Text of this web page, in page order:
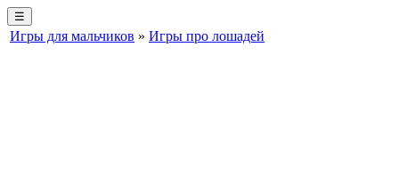
☰
Игры для мальчиков » Игры про лошадей